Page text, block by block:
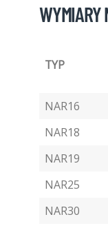
WYMIARY
TYP
NAR16
NAR18
NAR19
NAR25
NAR30